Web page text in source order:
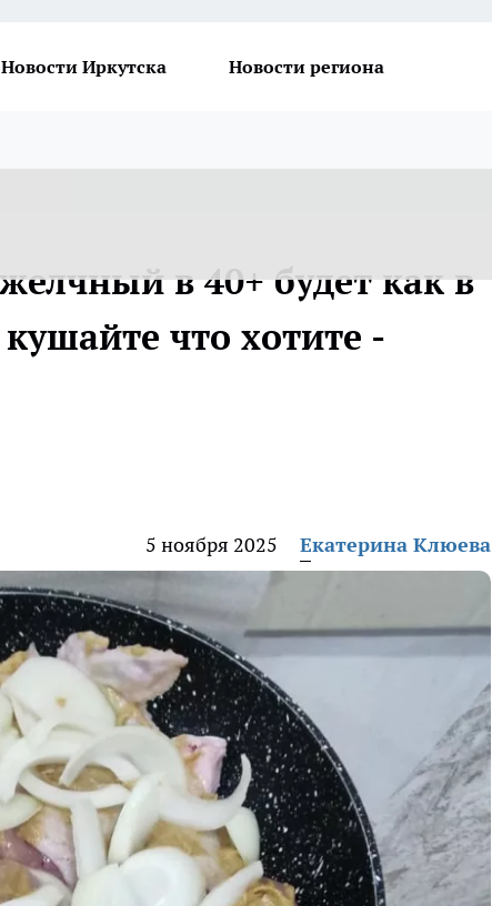
Новости Иркутска Новости региона
в 40+ будет как в
что хотите -
5 ноября 2025 Екатерина Клюева